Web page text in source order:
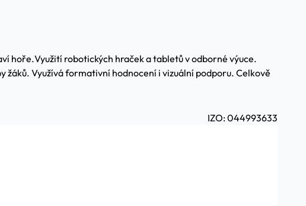
hoře.Využití robotických hraček a tabletů v odborné výuce.
Využívá formativní hodnocení i vizuální podporu. Celkově
IZO: 044993633